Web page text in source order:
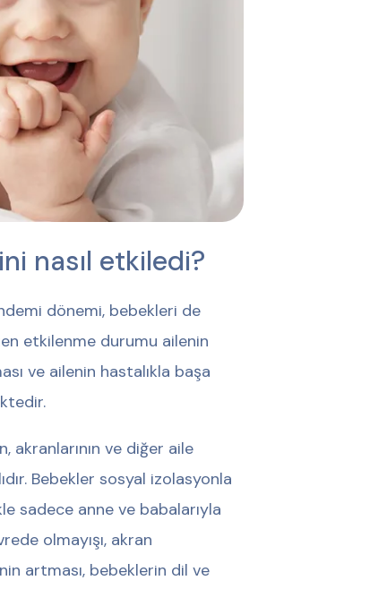
nasıl etkiledi?
dönemi, bebekleri de
etkilenme durumu ailenin
ve ailenin hastalıkla başa
akranlarının ve diğer aile
Bebekler sosyal izolasyonla
sadece anne ve babalarıyla
olmayışı, akran
artması, bebeklerin dil ve